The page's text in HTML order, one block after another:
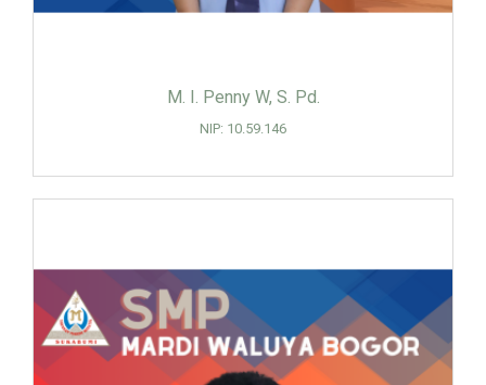
M. I. Penny W, S. Pd.
NIP: 10.59.146